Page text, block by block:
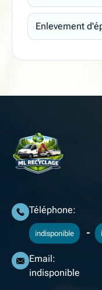
Enlevement
Téléphone:
indisponible -
Email:
indisponible